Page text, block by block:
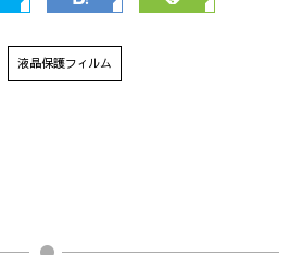
液晶保護フィルム